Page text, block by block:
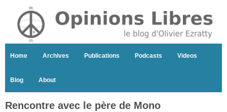
Home Archives Publications Podcasts Videos
Blog About
Rencontre avec le père de Mono